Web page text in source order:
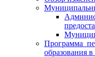
Программа
образования